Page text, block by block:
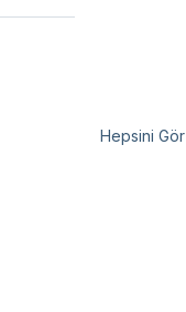
Hepsini Gör